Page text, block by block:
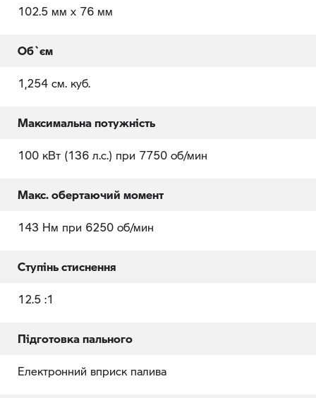
102.5 мм x 76 мм
Об`єм
1,254 см. куб.
Максимальна потужність
100 кВт (136 л.с.) при 7750 об/мин
Макс. обертаючий момент
143 Нм при 6250 об/мин
Ступінь стиснення
12.5 :1
Підготовка пального
Електронний вприск палива